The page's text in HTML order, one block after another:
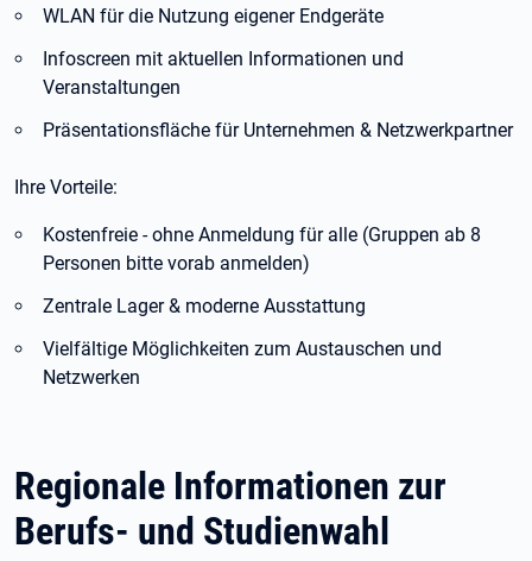
WLAN für die Nutzung eigener Endgeräte
Infoscreen mit aktuellen Informationen und
Veranstaltungen
Präsentationsfläche für Unternehmen & Netzwerkpartner
Ihre Vorteile:
Kostenfreie - ohne Anmeldung für alle (Gruppen ab 8
Personen bitte vorab anmelden)
Zentrale Lager & moderne Ausstattung
Vielfältige Möglichkeiten zum Austauschen und
Netzwerken
Regionale Informationen zur
Berufs- und Studienwahl